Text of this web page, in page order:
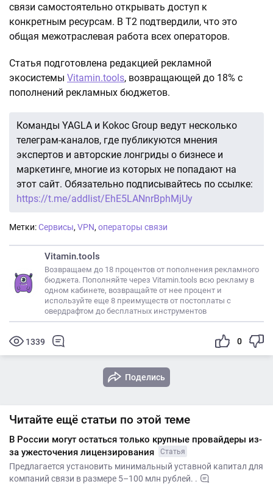
связи самостоятельно открывать доступ к
конкретным ресурсам. В Т2 подтвердили, что это
общая межотраслевая работа всех операторов.
Статья подготовлена редакцией рекламной
экосистемы Vitamin.tools, возвращающей до 18% с
пополнений рекламных бюджетов.
Команды YAGLA и Kokoc Group ведут несколько
телеграм-каналов, где публикуются мнения
экспертов и авторские лонгриды о бизнесе и
маркетинге, многие из которых не попадают на
этот сайт. Обязательно подписывайтесь по ссылке:
https://t.me/addlist/EhE5LANnrBphMjUy
Метки:Сервисы, VPN, операторы связи
Vitamin.tools
Возвращаем до 18 процентов от пополнения рекламного
бюджета. Пополняйте через Vitamin.tools всю рекламу в
одном кабинете, возвращайте от нее процент и
используйте еще 8 преимуществ от постоплаты с
овердрафтом до бесплатных инструментов
1339 0
Поделись
Читайте ещё статьи по этой теме
В России могут остаться только крупные провайдеры из-
за ужесточения лицензирования
Статья
Предлагается установить минимальный уставной капитал для
компаний связи в размере 5–100 млн рублей. .